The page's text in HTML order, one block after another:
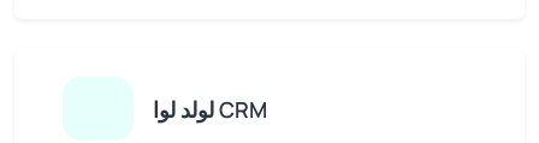
لولد لوا CRM